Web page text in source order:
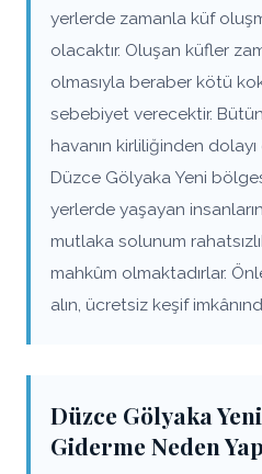
yerlerde zamanla küf
olacaktır. Oluşan küfler
olmasıyla beraber kötü
sebebiyet verecektir.
havanın kirliliğinden dolayı
Düzce Gölyaka Yeni
yerlerde yaşayan
mutlaka solunum
mahkûm olmaktadırlar.
alın, ücretsiz keşif
Düzce Gölyaka
Giderme Neden